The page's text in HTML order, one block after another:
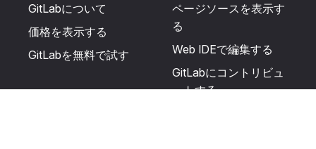
GitLabについて
価格を表示する
GitLabを無料で試す
ページソースを表示す
る
Web IDEで編集する
GitLabにコントリビュ
ートする